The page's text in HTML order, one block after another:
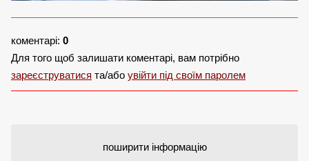
коментарі: 0
Для того щоб залишати коментарі, вам потрібно
зареєструватися та/або увійти під своїм паролем
поширити інформацію